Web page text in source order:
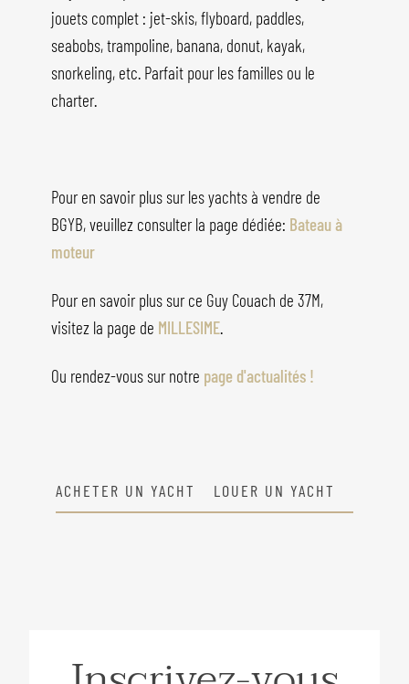
jouets complet : jet-skis, flyboard, paddles,
seabobs, trampoline, banana, donut, kayak,
snorkeling, etc. Parfait pour les familles ou le
charter.
Pour en savoir plus sur les yachts à vendre de
BGYB, veuillez consulter la page dédiée: Bateau à
moteur
Pour en savoir plus sur ce Guy Couach de 37M,
visitez la page de MILLESIME.
Ou rendez-vous sur notre page d'actualités !
ACHETER UN YACHT LOUER UN YACHT